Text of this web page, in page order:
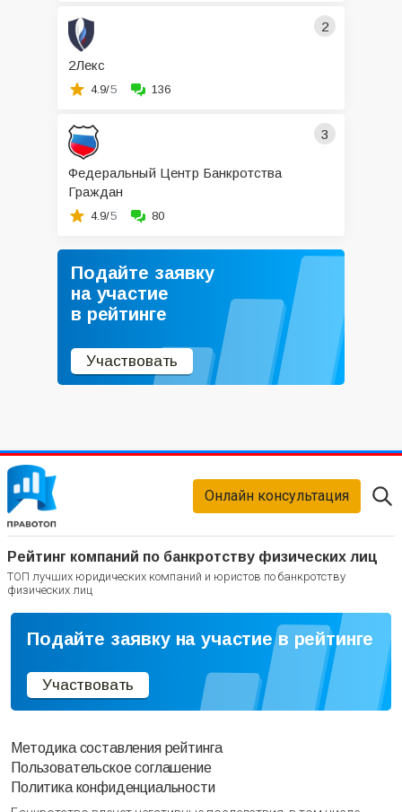
2
2Лекс
4.9/5 136
3
Федеральный Центр Банкротства
Граждан
4.9/5 80
Подайте заявку
на участие
в рейтинге
Участвовать
Рейтинг компаний по банкротству физических лиц
ТОП лучших юридических компаний и юристов по банкротству
физических лиц
Онлайн консультация
Подайте заявку на участие в рейтинге
Участвовать
Методика составления рейтинга
Пользовательское соглашение
Политика конфиденциальности